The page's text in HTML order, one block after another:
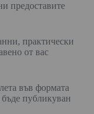
предоставите
практически
от вас
във формата
публикуван